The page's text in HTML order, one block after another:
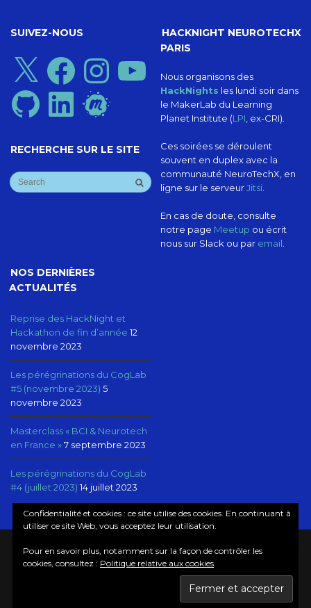
SUIVEZ-NOUS
X FacebookInstagram
GitHub LinkedIn Meetup
RECHERCHE SUR LE SITE
HACKNIGHT NEUROTECHX
PARIS
Nous organisons des
HackNights les lundi soir dans
le MakerLab du Learning
Planet Institute (LPI , ex-CRI).
Ces soirées se déroulent
souvent en duplex avec la
communauté NeuroTechX, en
ligne sur le serveurJitsi.
En cas de doute, consulte
notre page Meetup ou écrit
nous sur Slack ou par email
NOS DERNIÈRES
ACTUALITÉS
Reprise des HackNight et
Hackathon de fin d’année 12
novembre 2023
Les pérégrinations du CogLab
#5 (novembre 2023) 5
novembre 2023
Masterclass « BCI & Neurotech
en France » 7 septembre 2023
Les pérégrinations du CogLab
#4 (juillet 2023) 14 juillet 2023
© COPYRIGHT COGLAB, NEUROTECHX PARIS
NEWSLETTER
FAIRE UN DON
RÉSEAU NEUROTECHX
Confidentialité et cookies : ce site utilise des cookies. En continuant à
utiliser ce site Web, vous acceptez leur utilisation.
Pour en savoir plus, notamment sur la façon de contrôler les
cookies, consultez : Politique relative aux cookies